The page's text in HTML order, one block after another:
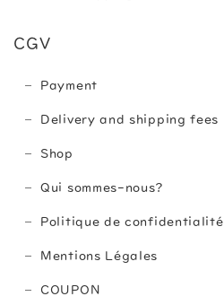
CGV
Payment
Delivery and shipping fees
Shop
Qui sommes-nous?
Politique de confidentialité
Mentions Légales
COUPON